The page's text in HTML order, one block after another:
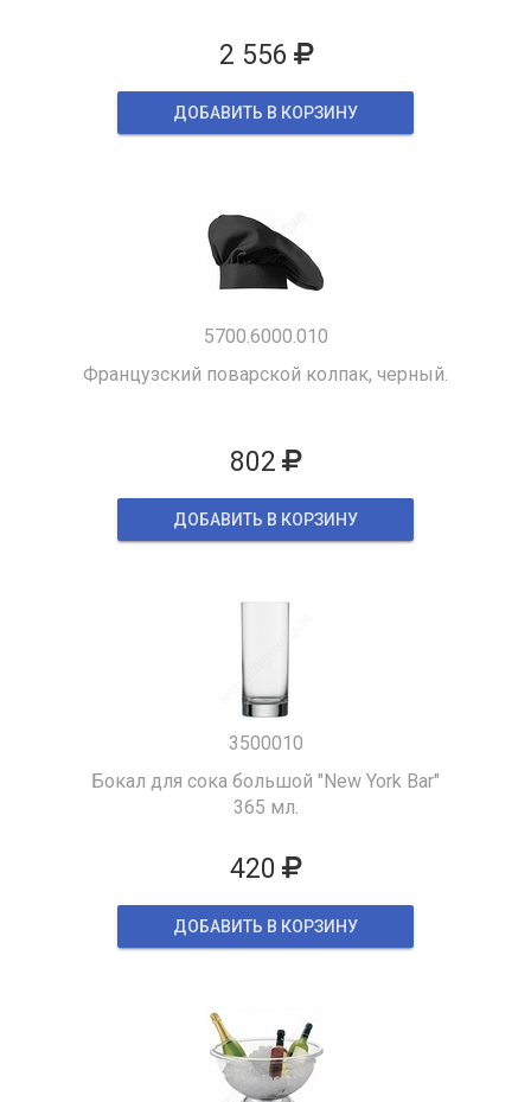
2 556
ДОБАВИТЬ В КОРЗИНУ
5700.6000.010
Французский поварской колпак, черный.
802
ДОБАВИТЬ В КОРЗИНУ
3500010
Бокал для сока большой "New York Bar"
365 мл.
420
ДОБАВИТЬ В КОРЗИНУ